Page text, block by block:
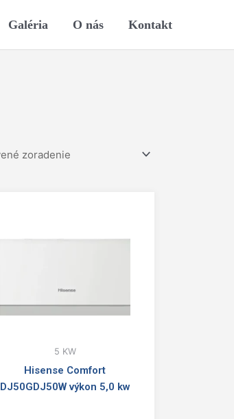
Galéria O nás Kontakt
5 KW
Hisense Comfort
DJ50GDJ50W výkon 5,0 kw